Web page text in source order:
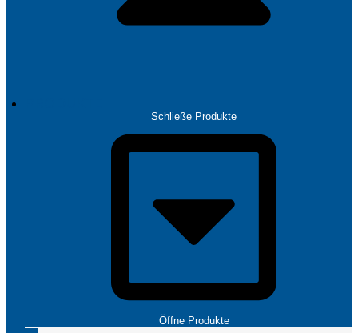
Schließe Produkte
Öffne Produkte